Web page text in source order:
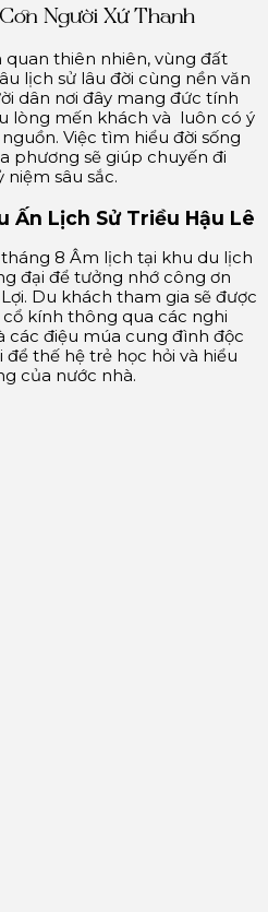
Người Xứ Thanh
thiên nhiên, vùng đất
lịch sử lâu đời cùng nền văn
dân nơi đây mang đức tính
lòng mến khách và luôn có ý
Việc tìm hiểu đời sống
phương sẽ giúp chuyến đi
sâu sắc.
Ấn Lịch Sử Triều Hậu Lê
8 Âm lịch tại khu du lịch
đại để tưởng nhớ công ơn
Du khách tham gia sẽ được
kính thông qua các nghi
các điệu múa cung đình độc
thế hệ trẻ học hỏi và hiểu
của nước nhà.